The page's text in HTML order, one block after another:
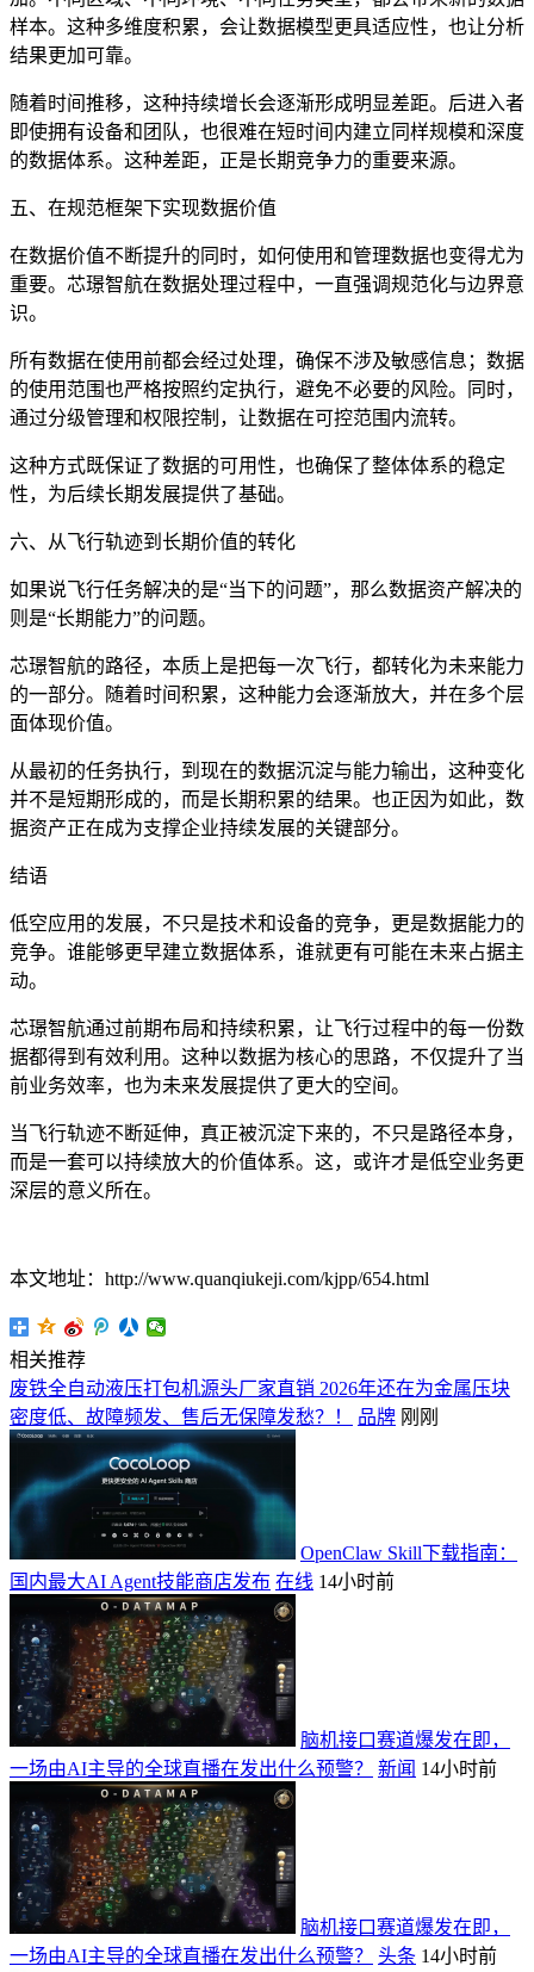
样本。这种多维度积累，会让数据模型更具适应性，也让分析
结果更加可靠。
随着时间推移，这种持续增长会逐渐形成明显差距。后进入者
即使拥有设备和团队，也很难在短时间内建立同样规模和深度
的数据体系。这种差距，正是长期竞争力的重要来源。
五、在规范框架下实现数据价值
在数据价值不断提升的同时，如何使用和管理数据也变得尤为
重要。芯璟智航在数据处理过程中，一直强调规范化与边界意
识。
所有数据在使用前都会经过处理，确保不涉及敏感信息；数据
的使用范围也严格按照约定执行，避免不必要的风险。同时，
通过分级管理和权限控制，让数据在可控范围内流转。
这种方式既保证了数据的可用性，也确保了整体体系的稳定
性，为后续长期发展提供了基础。
六、从飞行轨迹到长期价值的转化
如果说飞行任务解决的是“当下的问题”，那么数据资产解决的
则是“长期能力”的问题。
芯璟智航的路径，本质上是把每一次飞行，都转化为未来能力
的一部分。随着时间积累，这种能力会逐渐放大，并在多个层
面体现价值。
从最初的任务执行，到现在的数据沉淀与能力输出，这种变化
并不是短期形成的，而是长期积累的结果。也正因为如此，数
据资产正在成为支撑企业持续发展的关键部分。
结语
低空应用的发展，不只是技术和设备的竞争，更是数据能力的
竞争。谁能够更早建立数据体系，谁就更有可能在未来占据主
动。
芯璟智航通过前期布局和持续积累，让飞行过程中的每一份数
据都得到有效利用。这种以数据为核心的思路，不仅提升了当
前业务效率，也为未来发展提供了更大的空间。
当飞行轨迹不断延伸，真正被沉淀下来的，不只是路径本身，
而是一套可以持续放大的价值体系。这，或许才是低空业务更
深层的意义所在。
本文地址：http://www.quanqiukeji.com/kjpp/654.html
相关推荐
废铁全自动液压打包机源头厂家直销 2026年还在为金属压块
密度低、故障频发、售后无保障发愁？！
品牌 刚刚
OpenClaw Skill下载指南：
国内最大AI Agent技能商店发布 在线 14小时前
脑机接口赛道爆发在即，
一场由AI主导的全球直播在发出什么预警？
新闻 14小时前
脑机接口赛道爆发在即，
一场由AI主导的全球直播在发出什么预警？
头条 14小时前